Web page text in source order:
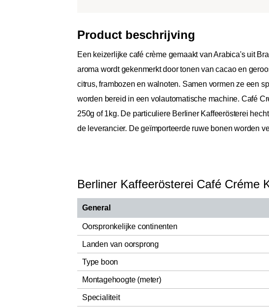
Product beschrijving
Een keizerlijke café crème gemaakt van Arabica's uit
aroma wordt gekenmerkt door tonen van cacao en
citrus, frambozen en walnoten. Samen vormen ze een
worden bereid in een volautomatische machine. Café
250g of 1kg. De particuliere Berliner Kaffeerösterei
de leverancier. De geïmporteerde ruwe bonen worden
Berliner Kaffeerösterei Café Créme
General
Oorspronkelijke continenten
Landen van oorsprong
Type boon
Montagehoogte (meter)
Specialiteit